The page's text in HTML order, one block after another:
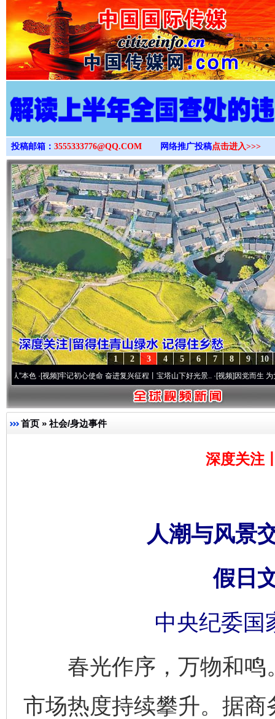
>
投稿邮箱： 3555333776@QQ.COM 网络推广投稿点击进入>>>
10
9
8
7
6
5
4
3
2
1
视频]牢记初心使命 奋进复兴征程丨宝塔山下好光景..·[视频]因党而生 为党而战——
首页 » 社会/身边事件
深度关注
人潮与风景
假日
中央纪委国
春光作序，万物和鸣
市场热度持续攀升。据